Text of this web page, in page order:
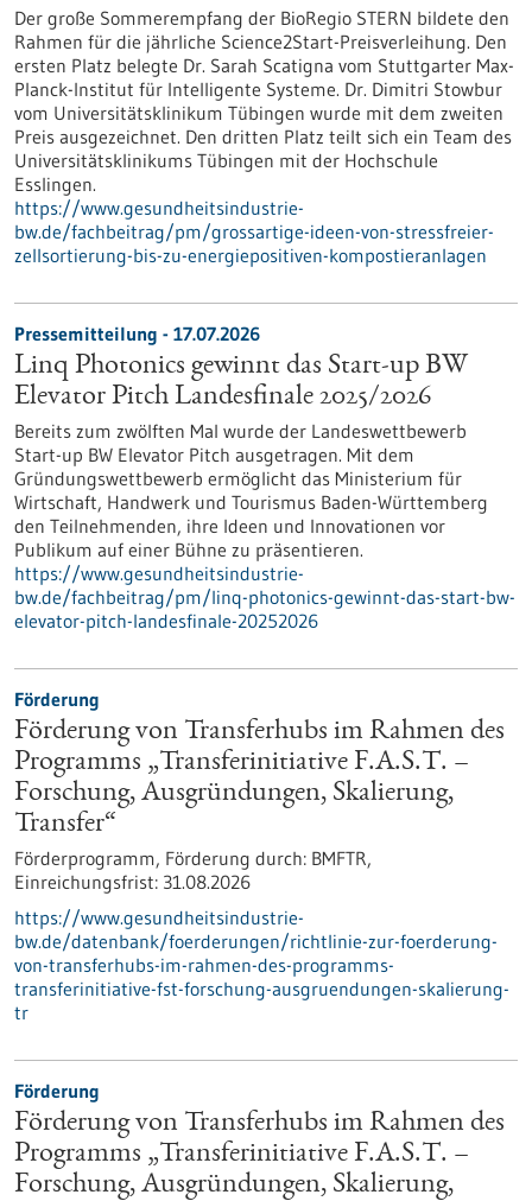
Der große Sommerempfang der BioRegio STERN bildete den
Rahmen für die jährliche Science2Start-Preisverleihung. Den
ersten Platz belegte Dr. Sarah Scatigna vom Stuttgarter Max-
Planck-Institut für Intelligente Systeme. Dr. Dimitri Stowbur
vom Universitätsklinikum Tübingen wurde mit dem zweiten
Preis ausgezeichnet. Den dritten Platz teilt sich ein Team des
Universitätsklinikums Tübingen mit der Hochschule
Esslingen.
https://www.gesundheitsindustrie-
bw.de/fachbeitrag/pm/grossartige-ideen-von-stressfreier-
zellsortierung-bis-zu-energiepositiven-kompostieranlagen
Pressemitteilung - 17.07.2026
Linq Photonics gewinnt das Start-up BW
Elevator Pitch Landesfinale 2025/2026
Bereits zum zwölften Mal wurde der Landeswettbewerb
Start-up BW Elevator Pitch ausgetragen. Mit dem
Gründungswettbewerb ermöglicht das Ministerium für
Wirtschaft, Handwerk und Tourismus Baden-Württemberg
den Teilnehmenden, ihre Ideen und Innovationen vor
Publikum auf einer Bühne zu präsentieren.
https://www.gesundheitsindustrie-
bw.de/fachbeitrag/pm/linq-photonics-gewinnt-das-start-bw-
elevator-pitch-landesfinale-20252026
Förderung
Förderung von Transferhubs im Rahmen des
Programms „Transferinitiative F.A.S.T. –
Forschung, Ausgründungen, Skalierung,
Transfer“
Förderprogramm, Förderung durch: BMFTR,
Einreichungsfrist: 31.08.2026
https://www.gesundheitsindustrie-
bw.de/datenbank/foerderungen/richtlinie-zur-foerderung-
von-transferhubs-im-rahmen-des-programms-
transferinitiative-fst-forschung-ausgruendungen-skalierung-
tr
Förderung
Förderung von Transferhubs im Rahmen des
Programms „Transferinitiative F.A.S.T. –
Forschung, Ausgründungen, Skalierung,